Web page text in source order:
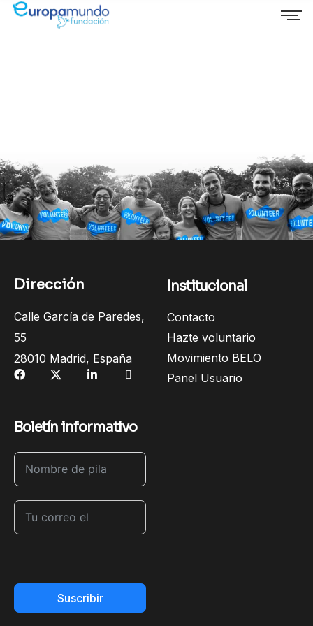
Dirección
Calle García de Paredes,
55
28010 Madrid, España
Institucional
Contacto
Hazte voluntario
Movimiento BELO
Panel Usuario
Boletín informativo
Suscribir